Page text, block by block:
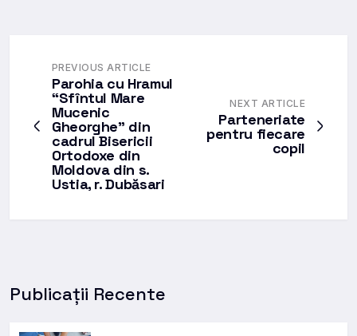
PREVIOUS ARTICLE
Parohia cu Hramul
“Sfîntul Mare
Mucenic
Gheorghe” din
cadrul Bisericii
Ortodoxe din
Moldova din s.
Ustia, r. Dubăsari
NEXT ARTICLE
Parteneriate
pentru fiecare
copil
Publicații Recente